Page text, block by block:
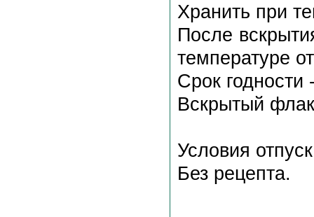
Хранить при
После
температуре
Срок
Вскрытый
Условия
Без рецепта.